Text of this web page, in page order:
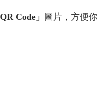
QR Code 」圖片，方便你